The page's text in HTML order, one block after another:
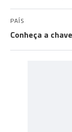
PAÍS
Conheça a